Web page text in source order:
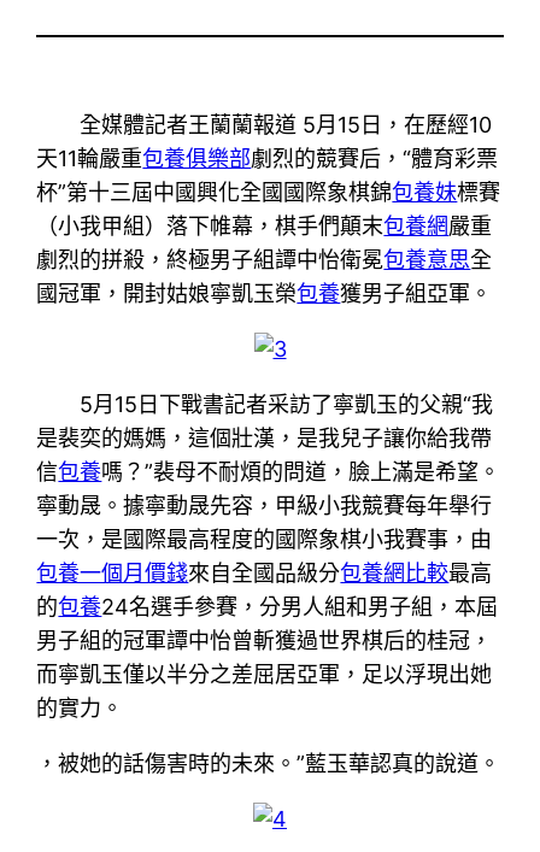
全媒體記者王蘭蘭報道 5月15日，在歷經10
天11輪嚴重包養俱樂部劇烈的競賽后，“體育彩票
杯”第十三屆中國興化全國國際象棋錦包養妹標賽
（小我甲組）落下帷幕，棋手們顛末包養網嚴重
劇烈的拼殺，終極男子組譚中怡衛冕包養意思全
國冠軍，開封姑娘寧凱玉榮包養獲男子組亞軍。
5月15日下戰書記者采訪了寧凱玉的父親“我
是裴奕的媽媽，這個壯漢，是我兒子讓你給我帶
信包養嗎？”裴母不耐煩的問道，臉上滿是希望。
寧動晟。據寧動晟先容，甲級小我競賽每年舉行
一次，是國際最高程度的國際象棋小我賽事，由
包養一個月價錢來自全國品級分包養網比較最高
的包養24名選手參賽，分男人組和男子組，本屆
男子組的冠軍譚中怡曾斬獲過世界棋后的桂冠，
而寧凱玉僅以半分之差屈居亞軍，足以浮現出她
的實力。
，被她的話傷害時的未來。”藍玉華認真的說道。